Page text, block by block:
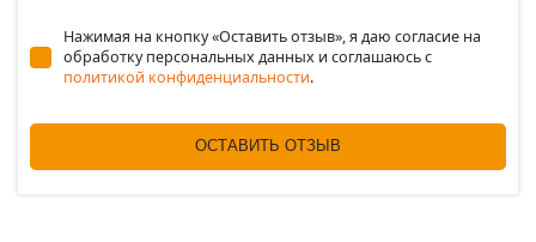
Нажимая на кнопку «Оставить отзыв», я даю согласие на
обработку персональных данных и соглашаюсь c
политикой конфиденциальности.
ОСТАВИТЬ ОТЗЫВ